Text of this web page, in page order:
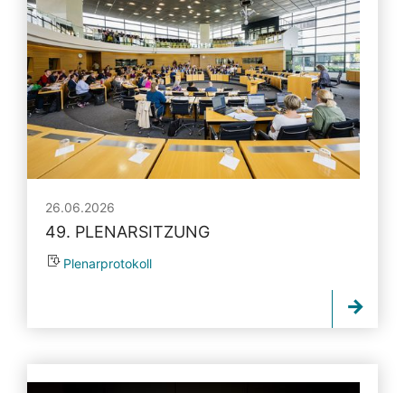
26.06.2026
49. PLENARSITZUNG
Plenarprotokoll